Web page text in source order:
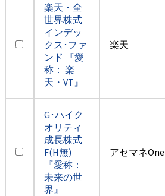
楽天・全
世界株式
インデッ
クス･ファ
ンド 『愛
称： 楽
天・VT』
楽天
G･ハイク
オリティ
成長株式
F(H無)
『愛称：
未来の世
界』
アセマネOne